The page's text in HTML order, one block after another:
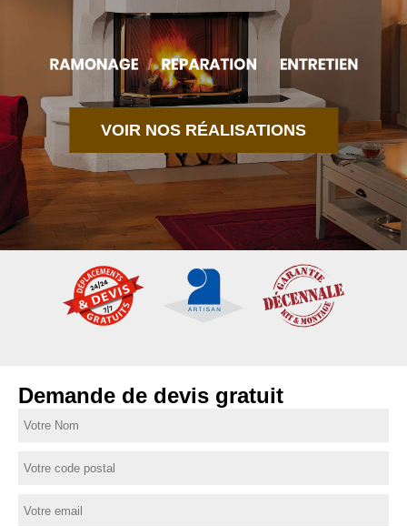
VOIR NOS RÉALISATIONS
Demande de devis gratuit